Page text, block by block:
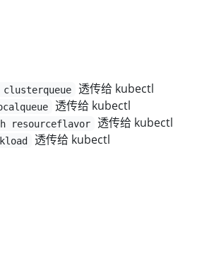
clusterqueue
透传给 kubectl
透传给 kubectl
resourceflavor
透传给 kubectl
透传给 kubectl